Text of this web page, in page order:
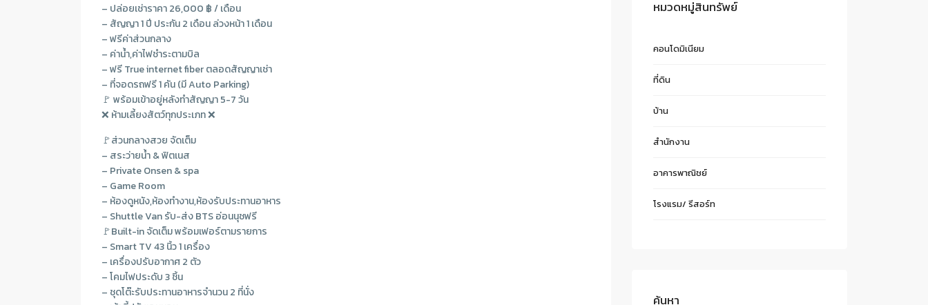
– ปล่อยเช่าราคา 26,000 ฿ / เดือน
– สัญญา 1 ปี ประกัน 2 เดือน ล่วงหน้า 1 เดือน
– ฟรีค่าส่วนกลาง
– ค่าน้ำ,ค่าไฟชำระตามบิล
– ฟรี True internet fiber ตลอดสัญญาเช่า
– ที่จอดรถฟรี 1 คัน (มี Auto Parking)
🚩 พร้อมเข้าอยู่หลังทำสัญญา 5-7 วัน
❌ ห้ามเลี้ยงสัตว์ทุกประเภท ❌
🚩ส่วนกลางสวย จัดเต็ม
– สระว่ายน้ำ & ฟิตเนส
– Private Onsen & spa
– Game Room
– ห้องดูหนัง,ห้องทำงาน,ห้องรับประทานอาหาร
– Shuttle Van รับ-ส่ง BTS อ่อนนุชฟรี
🚩Built-in จัดเต็ม พร้อมเฟอร์ตามรายการ
– Smart TV 43 นิ้ว 1 เครื่อง
– เครื่องปรับอากาศ 2 ตัว
– โคมไฟประดับ 3 ชิ้น
– ชุดโต๊ะรับประทานอาหารจำนวน 2 ที่นั่ง
หมวดหมู่สินทรัพย์
คอนโดมิเนียม
ที่ดิน
บ้าน
สำนักงาน
อาคารพาณิชย์
โรงแรม/ รีสอร์ท
ค้นหา